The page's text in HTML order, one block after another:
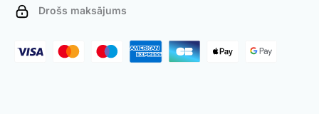
Drošs maksājums